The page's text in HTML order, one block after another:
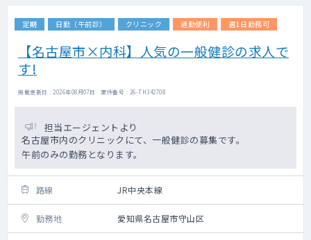
定期 日勤（午前診） クリニック 通勤便利 週1日勤務可
【名古屋市×内科】人気の一般健診の求人で
す!
掲載更新日 : 2026年08月07日 案件番号 : 26-TH342708
担当エージェントより
名古屋市内のクリニックにて、一般健診の募集です。
午前のみの勤務となります。
路線 JR中央本線
勤務地 愛知県名古屋市守山区